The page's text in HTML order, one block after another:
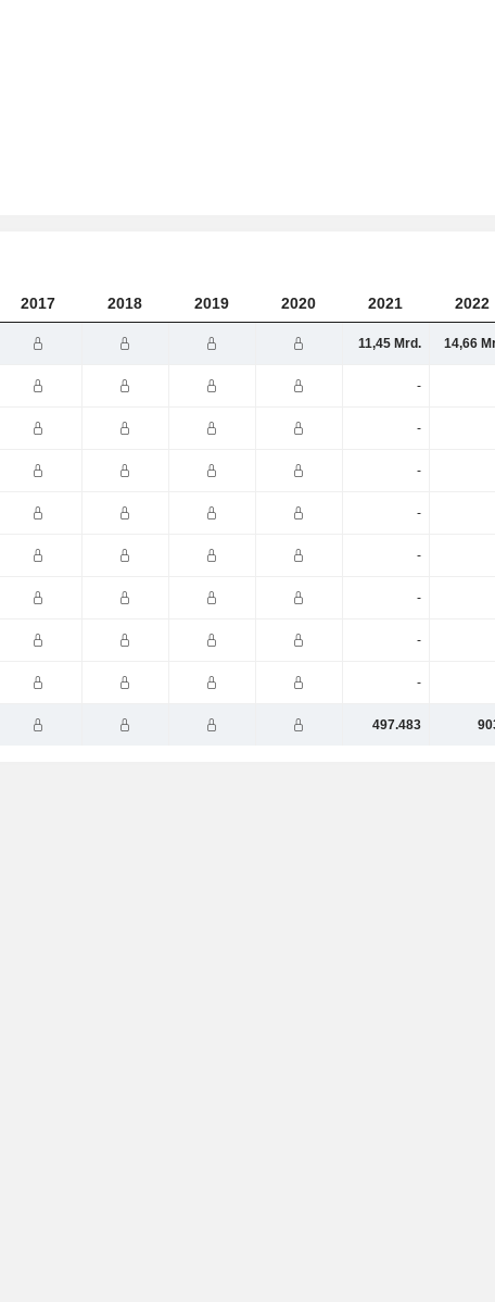
2017 2018 2019 2020 2021 2022
11,45 Mrd. 14,66
-
-
-
-
-
-
-
-
497.483